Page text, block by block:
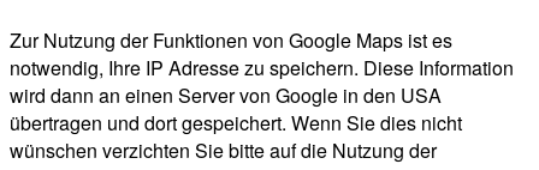
Zur Nutzung der Funktionen von Google Maps ist es
notwendig, Ihre IP Adresse zu speichern. Diese Information
wird dann an einen Server von Google in den USA
übertragen und dort gespeichert. Wenn Sie dies nicht
wünschen verzichten Sie bitte auf die Nutzung der